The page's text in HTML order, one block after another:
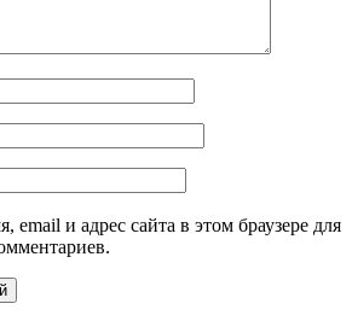
email и адрес сайта в этом браузере для